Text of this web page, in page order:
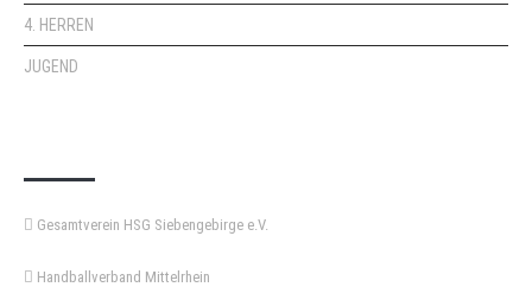
4. HERREN
JUGEND
Gesamtverein HSG Siebengebirge e.V.
Handballverband Mittelrhein